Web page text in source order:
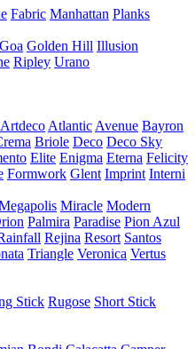
Fabric Manhattan Planks
Goa Golden Hill Illusion
Ripley Urano
Artdeco Atlantic Avenue Bayron
Briole Deco Deco Sky
Elite Enigma Eterna Felicity
Formwork Glent Imprint Interni
Miracle Modern
Palmira Paradise Pion Azul
Rejina Resort Santos
Triangle Veronica Vertus
Stick Rugose Short Stick